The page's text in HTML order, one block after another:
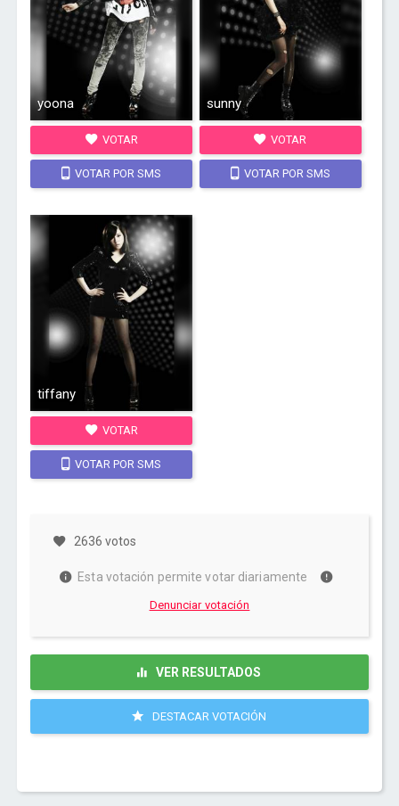
yoona
VOTAR
VOTAR POR SMS
sunny
VOTAR
VOTAR POR SMS
tiffany
VOTAR
VOTAR POR SMS
2636 votos
Esta votación permite votar diariamente
Denunciar votación
VER RESULTADOS
DESTACAR VOTACIÓN